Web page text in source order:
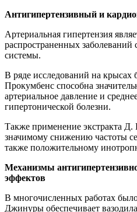
Антигипертензивный и
Артериальная гипертензия
распространенных заболеваний
системы.
В ряде исследований на крысах
Прокумбенс способна
артериальное давление и
гипертонической болезни.
Также применение экстракта
значимому снижению частоты
также положительному
Механизмы
эффектов
В многочисленных работах
Джинуры обеспечивает